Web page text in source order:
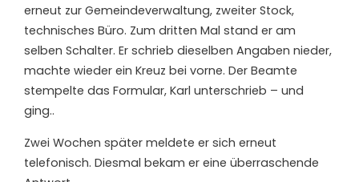
erneut zur Gemeindeverwaltung, zweiter Stock,
technisches Büro. Zum dritten Mal stand er am
selben Schalter. Er schrieb dieselben Angaben nieder,
machte wieder ein Kreuz bei vorne. Der Beamte
stempelte das Formular, Karl unterschrieb – und
ging..
Zwei Wochen später meldete er sich erneut
telefonisch. Diesmal bekam er eine überraschende